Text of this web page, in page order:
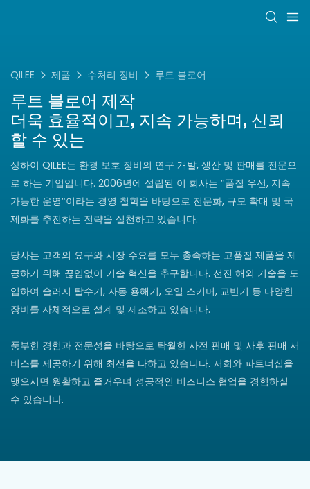
QILEE 제품 수처리 장비 루트 블로어
루트 블로어 제작
더욱 효율적이고, 지속 가능하며, 신뢰
할 수 있는
상하이 QILEE는 환경 보호 장비의 연구 개발, 생산 및 판매를 전문으
로 하는 기업입니다. 2006년에 설립된 이 회사는 "품질 우선, 지속
가능한 운영"이라는 경영 철학을 바탕으로 전문화, 규모 확대 및 국
제화를 추진하는 전략을 실천하고 있습니다.
당사는 고객의 요구와 시장 수요를 모두 충족하는 고품질 제품을 제
공하기 위해 끊임없이 기술 혁신을 추구합니다. 선진 해외 기술을 도
입하여 슬러지 탈수기, 자동 용해기, 오일 스키머, 교반기 등 다양한
장비를 자체적으로 설계 및 제조하고 있습니다.
풍부한 경험과 전문성을 바탕으로 탁월한 사전 판매 및 사후 판매 서
비스를 제공하기 위해 최선을 다하고 있습니다. 저희와 파트너십을
맺으시면 원활하고 즐거우며 성공적인 비즈니스 협업을 경험하실
수 있습니다.